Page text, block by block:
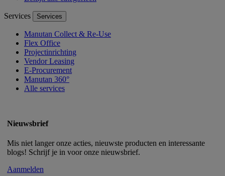
Services Services
Manutan Collect & Re-Use
Flex Office
Projectinrichting
Vendor Leasing
E-Procurement
Manutan 360°
Alle services
Nieuwsbrief
Mis niet langer onze acties, nieuwste producten en interessante
blogs! Schrijf je in voor onze nieuwsbrief.
Aanmelden